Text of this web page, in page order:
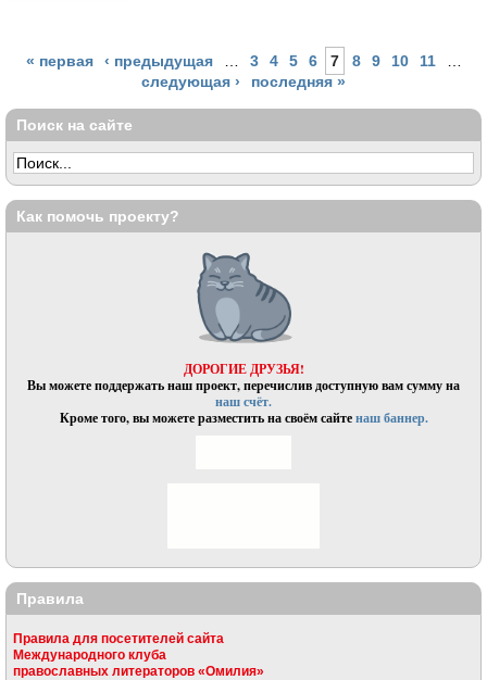
Страницы
« первая ‹ предыдущая 3 4 5 6 7 8 9 10 11
следующая ›
последняя »
Поиск на сайте
Как помочь проекту?
ДОРОГИЕ ДРУЗЬЯ!
Вы можете поддержать наш проект, перечислив доступную вам сумму на
наш счёт.
Кроме того, вы можете разместить на своём сайтенаш баннер.
Правила
Правила для посетителей сайта
Международного клуба
православных литераторов «Омилия»